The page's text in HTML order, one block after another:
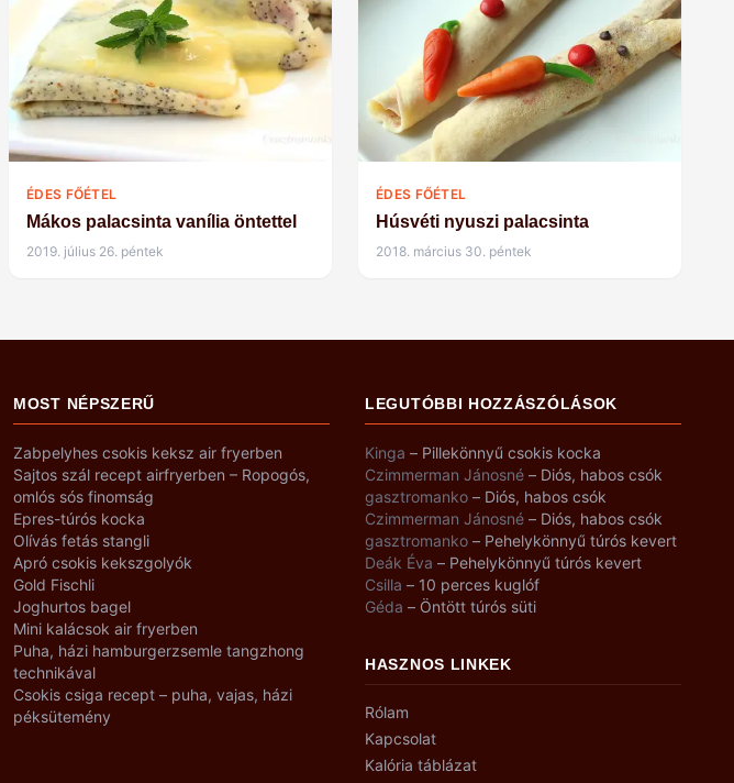
ÉDES FŐÉTEL
Mákos palacsinta vanília öntettel
2019. július 26. péntek
ÉDES FŐÉTEL
Húsvéti nyuszi palacsinta
2018. március 30. péntek
MOST NÉPSZERŰ
Zabpelyhes csokis keksz air fryerben
Sajtos szál recept airfryerben – Ropogós,
omlós sós finomság
Epres-túrós kocka
Olívás fetás stangli
Apró csokis kekszgolyók
Gold Fischli
Joghurtos bagel
Mini kalácsok air fryerben
Puha, házi hamburgerzsemle tangzhong
technikával
Csokis csiga recept – puha, vajas, házi
péksütemény
LEGUTÓBBI HOZZÁSZÓLÁSOK
Kinga – Pillekönnyű csokis kocka
Czimmerman Jánosné – Diós, habos csók
gasztromanko – Diós, habos csók
Czimmerman Jánosné – Diós, habos csók
gasztromanko – Pehelykönnyű túrós kevert
Deák Éva – Pehelykönnyű túrós kevert
Csilla – 10 perces kuglóf
Géda – Öntött túrós süti
HASZNOS LINKEK
Rólam
Kapcsolat
Kalória táblázat